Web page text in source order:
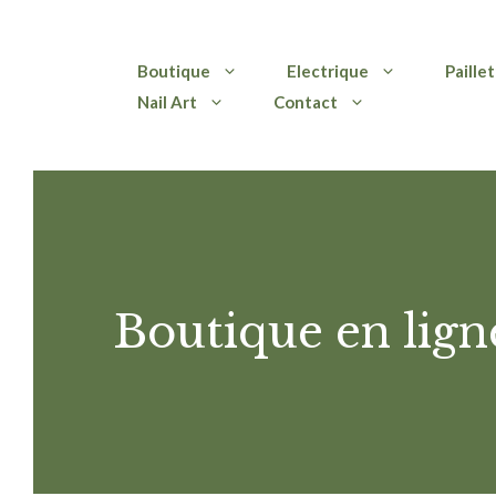
Boutique Electrique
Nail Art
Contact
Boutique en